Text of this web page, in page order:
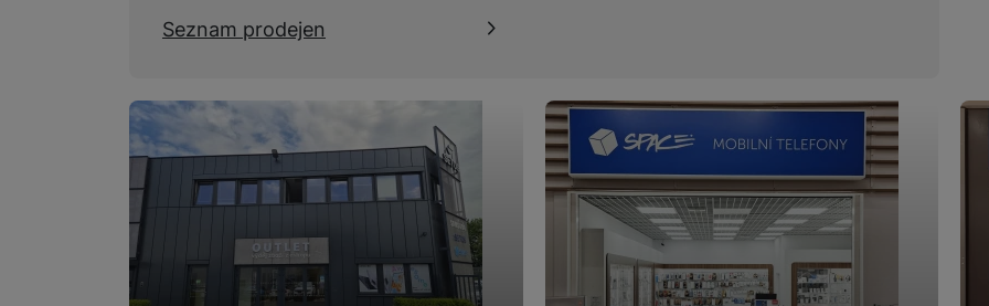
Seznam prodejen